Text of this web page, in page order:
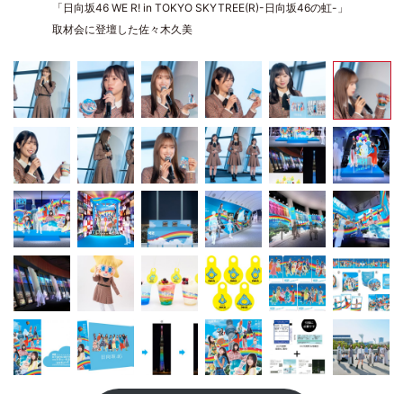
「日向坂46 WE R! in TOKYO SKYTREE(R)-日向坂46の虹-」
取材会に登壇した佐々木久美